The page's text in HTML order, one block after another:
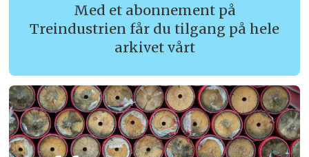
Med et abonnement på
Treindustrien får du tilgang på hele
arkivet vårt